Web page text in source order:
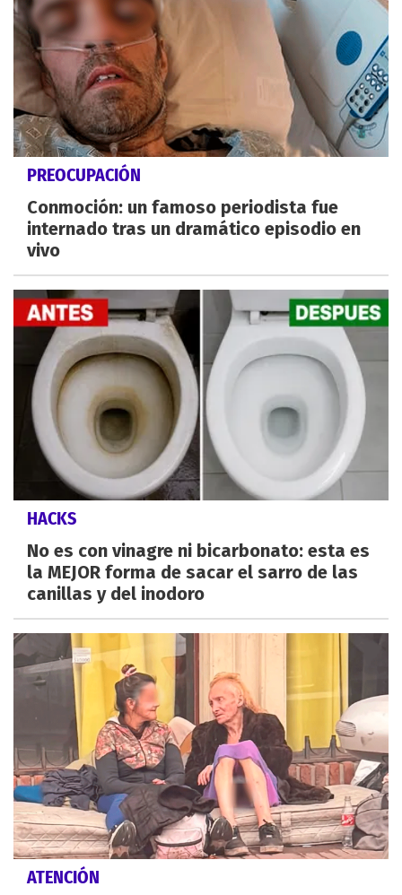
PREOCUPACIÓN
Conmoción: un famoso periodista fue
internado tras un dramático episodio en
vivo
HACKS
No es con vinagre ni bicarbonato: esta es
la MEJOR forma de sacar el sarro de las
canillas y del inodoro
ATENCIÓN